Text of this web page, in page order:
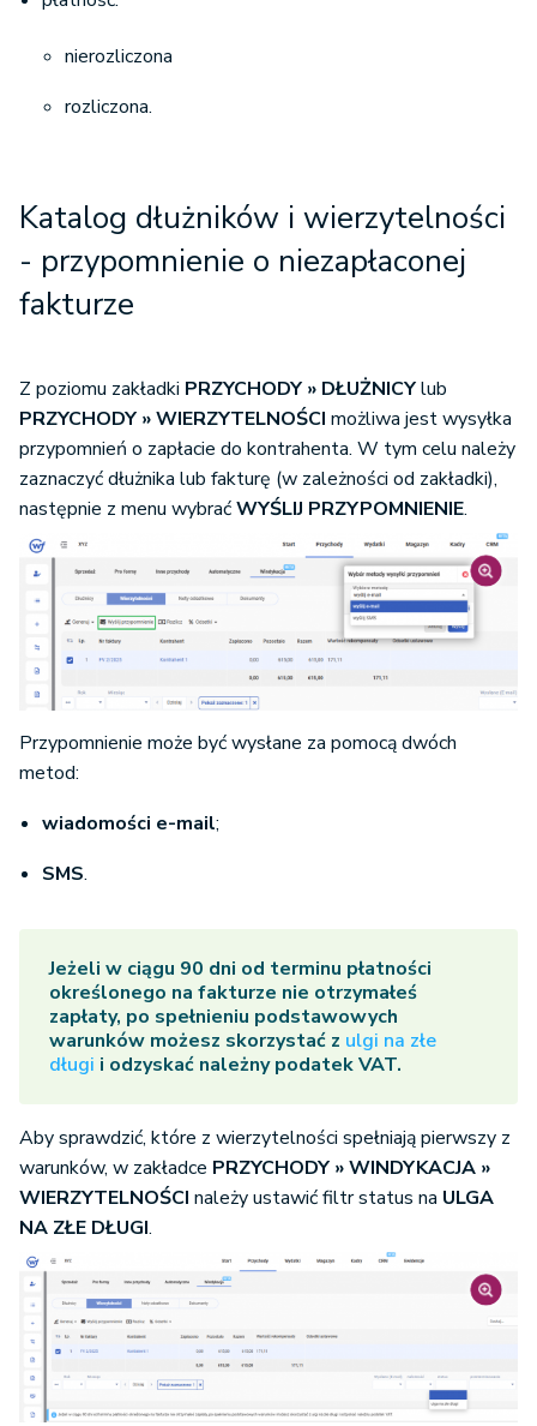
nierozliczona
rozliczona.
Katalog dłużników i wierzytelności
- przypomnienie o niezapłaconej
fakturze
Z poziomu zakładki PRZYCHODY » DŁUŻNICYlub
PRZYCHODY » WIERZYTELNOŚCI możliwa jest wysyłka
przypomnień o zapłacie do kontrahenta. W tym celu należy
zaznaczyć dłużnika lub fakturę (w zależności od zakładki),
następnie z menu wybraćWYŚLIJ PRZYPOMNIENIE.
Przypomnienie może być wysłane za pomocą dwóch
metod:
wiadomości e-mail;
SMS.
Jeżeli w ciągu 90 dni od terminu płatności
określonego na fakturze nie otrzymałeś
zapłaty, po spełnieniu podstawowych
warunków możesz skorzystać z ulgi na złe
długi i odzyskać należny podatek VAT.
Aby sprawdzić, które z wierzytelności spełniają pierwszy z
warunków, w zakładce PRZYCHODY » WINDYKACJA »
WIERZYTELNOŚCI należy ustawić filtr status na ULGA
NA ZŁE DŁUGI.